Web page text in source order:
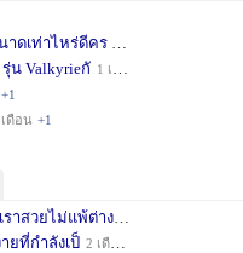
าดเท่าไหร่ดีคร
น Valkyrieกั 1 เดือน
+1
ดือน +1
สวยไม่แพ้ต่างชา
ยที่กำลังเป็ 2 เดือน